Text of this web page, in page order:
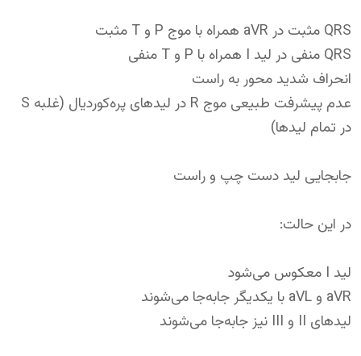
QRS مثبت در aVR همراه با موج P و T مثبت
QRS منفی در لید I همراه با P و T منفی
انحراف شدید محور به راست
عدم پیشرفت طبیعی موج R در لیدهای پره‌کوردیال (غلبه S
در تمام لیدها)
جابجایی لید دست چپ و راست
در این حالت:
لید I معکوس می‌شود
aVR و aVL با یکدیگر جابه‌جا می‌شوند
لیدهای II و III نیز جابه‌جا می‌شوند